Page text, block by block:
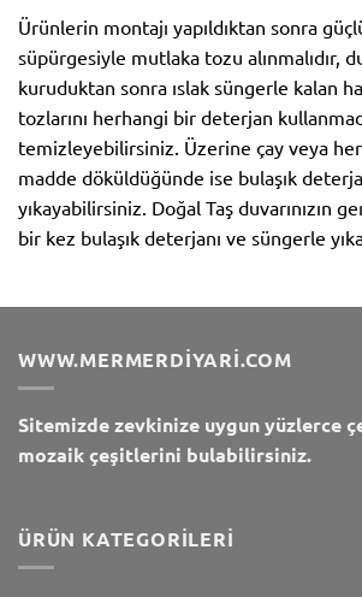
Ürünlerin montajı yapıldıktan sonra
süpürgesiyle mutlaka tozu alınmalıdır,
kuruduktan sonra ıslak süngerle kalan
tozlarını herhangi bir deterjan
temizleyebilirsiniz. Üzerine çay veya
madde döküldüğünde ise bulaşık
yıkayabilirsiniz. Doğal Taş duvarınızın
bir kez bulaşık deterjanı ve süngerle
WWW.MERMERDIYARI.COM
Sitemizde zevkinize uygun yüzlerce
mozaik çeşitlerini bulabilirsiniz.
ÜRÜN KATEGORILERI